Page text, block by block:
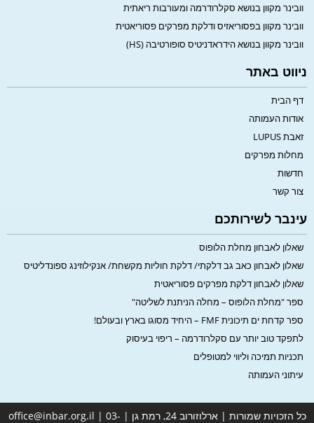
וובינר מקוון בנושא סקלרודרמה ומעורבות ריאתית
וובינר מקוון בפסוריאזיס ודלקת מפרקים פסוריאטית
וובינר מקוון בנושא הידראדניטיס סופורטיבה (HS)
ניווט באתר
דף הבית
אודות העמותה
זאבת LUPUS
מחלות מפרקים
חדשות
צור קשר
עינבר לשירותכם
שאלון לאבחון מחלת הלופוס
שאלון לאבחון כאב גב דלקתי/ דלקת חוליות מקשחת/ אנקילוזינג ספונדליטיס
שאלון לאבחון דלקת מפרקים פסוריאטית
ספר "מחלת הלופוס – מחלה הניתנת לשליטה"
ספר קדחת ים תיכונית FMF – היחיד מסוגו בארץ ובעולם!
לתפקד טוב יותר עם סקלרודרמה – ריפוי בעיסוק
תכניות תמיכה וליווי למטופלים
עיתוני העמותה
כל הזכויות שמורות | ארלוזורוב 24, רמת גן | office@inbar.org.il | 03-